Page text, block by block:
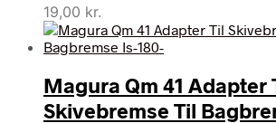
19,00 kr.
Magura Qm 41 Adapter
Skivebremse Til